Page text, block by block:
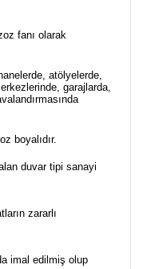
fanı olarak
atölyelerde,
garajlarda,
boyalıdır.
duvar tipi sanayi
zararlı
imal edilmiş olup